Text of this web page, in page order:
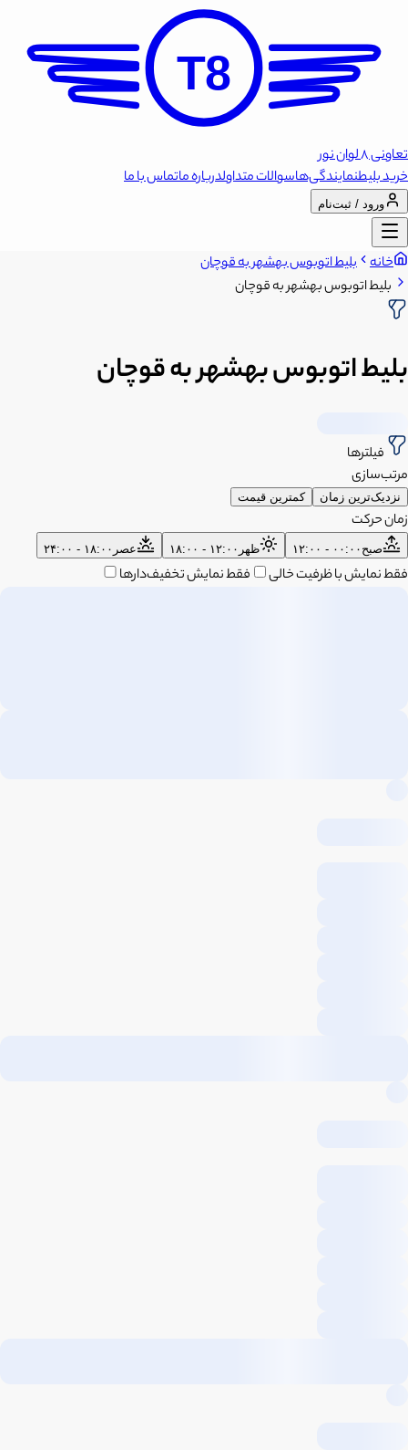
T8
تعاونی 8 لوان نور
خرید بلیطنمایندگی‌هاسوالات متداولدرباره ماتماس با ما
ورود / ثبت‌نام
خانه بلیط اتوبوس بهشهر به قوچان
بلیط اتوبوس بهشهر به قوچان
بلیط اتوبوس بهشهر به قوچان
فیلترها
مرتب‌سازی
نزدیک‌ترین زمان کمترین قیمت
زمان حرکت
صبح ۰۰:۰۰ - ۱۲:۰۰ ظهر ۱۲:۰۰ - ۱۸:۰۰ عصر ۱۸:۰۰ - ۲۴:۰۰
فقط نمایش با ظرفیت خالی فقط نمایش تخفیف‌دارها